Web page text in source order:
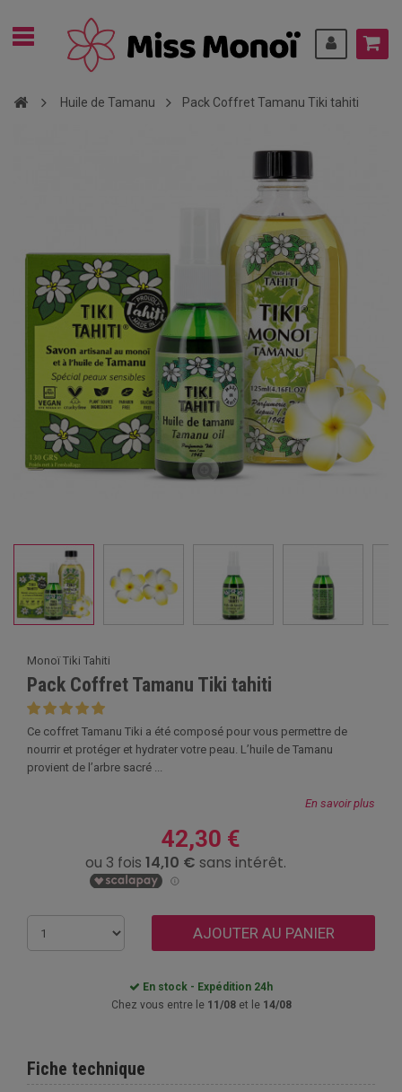
Huile de Tamanu Pack Coffret Tamanu Tiki tahiti
Monoï Tiki Tahiti
Pack Coffret Tamanu Tiki tahiti
Ce coffret Tamanu Tiki a été composé pour vous permettre de
nourrir et protéger et hydrater votre peau. L’huile de Tamanu
provient de l’arbre sacré ...
En savoir plus
42,30 €
AJOUTER AU PANIER
En stock - Expédition 24h
Chez vous entre le 11/08et le 14/08
Fiche technique